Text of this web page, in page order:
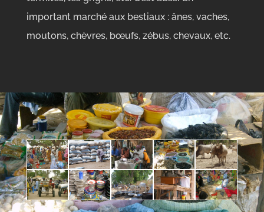
important marché aux bestiaux : ânes, vaches,
moutons, chèvres, bœufs, zébus, chevaux, etc.